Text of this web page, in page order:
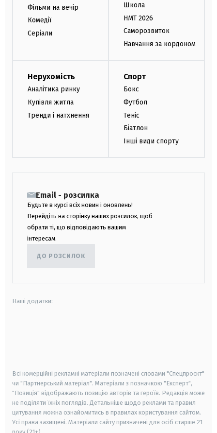
Фільми на вечір
Комедії
Серіали
Школа
НМТ 2026
Саморозвиток
Навчання за кордоном
Нерухомість
Аналітика ринку
Купівля житла
Тренди і натхнення
Спорт
Бокс
Футбол
Теніс
Біатлон
Інші види спорту
Email - розсилка
Будьте в курсі всіх новин і оновлень!
Перейдіть на сторінку наших розсилок, щоб
обрати ті, що відповідають вашим
інтересам.
ДО РОЗСИЛОК
Наші додатки:
Всі комерційні рекламні матеріали позначені словами "Спецпроєкт"
чи "Партнерський матеріал". Матеріали з позначкою "Експерт",
"Позиція" відображають позицію авторів та героїв. Редакція може
не поділяти їхніх поглядів. Детальніше щодо реклами та правил
цитування можна ознайомитись в правилах користування сайтом.
Усі права захищені. Матеріали сайту призначені для осіб старше 21